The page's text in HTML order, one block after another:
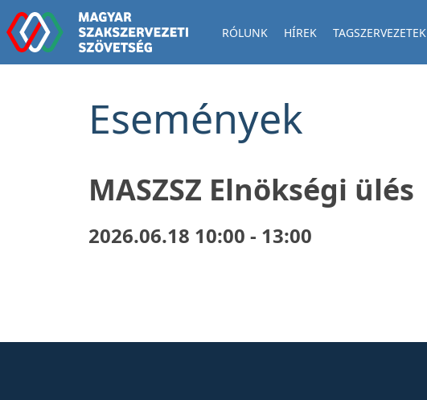
RÓLUNK HÍREK TAGSZERVEZETEK
Események
MASZSZ Elnökségi ülés
2026.06.18 10:00 - 13:00